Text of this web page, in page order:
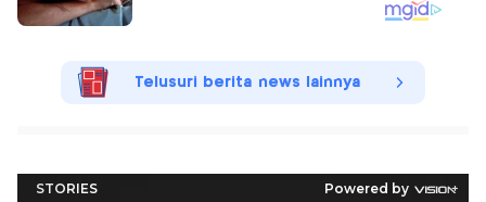
Telusuri berita news lainnya